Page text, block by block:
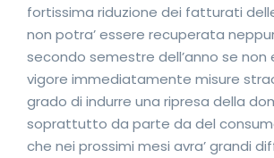
fortissima riduzione dei fatturati
non potra’ essere recuperata
secondo semestre dell’anno se non
vigore immediatamente misure
grado di indurre una ripresa della
soprattutto da parte da del
che nei prossimi mesi avra’ grandi